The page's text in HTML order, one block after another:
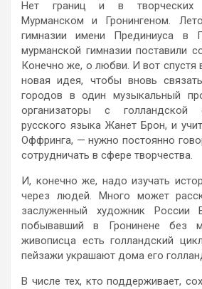
Нет границ и в творческих
Мурманском и Гронингеном.
гимназии имени Прединиуса в
мурманской гимназии поставили
Конечно же, о любви. И вот спустя
новая идея, чтобы вновь
городов в один музыкальный
организаторы с голландской
русского языка Жанет Брон, и
Оффринга, — нужно постоянно
сотрудничать в сфере творчества.
И, конечно же, надо изучать
через людей. Много может
заслуженный художник России
побывавший в Гронинене без
живописца есть голландский
пейзажи украшают дома его
В числе тех, кто поддерживает,